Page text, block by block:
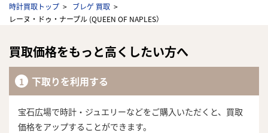
時計買取トップ
ブレゲ 買取
レーヌ・ドゥ・ナープル (QUEEN OF NAPLES）
買取価格をもっと高くしたい方へ
下取りを利用する
宝石広場で時計・ジュエリーなどをご購入いただくと、買取
価格をアップすることができます。